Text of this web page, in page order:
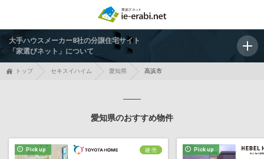
大手ハウスメーカー8社の分譲住宅サイト
「家選びネット」について
トップ セキスイハイム 愛知県 高浜市
愛知県のおすすめ物件
Pick up 建 売 Pick up